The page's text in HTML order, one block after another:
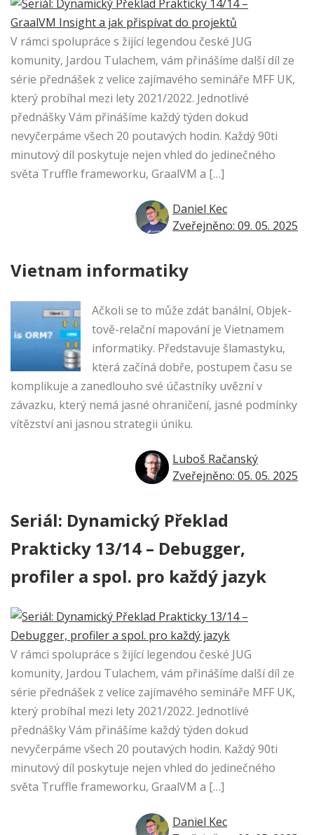
V rámci spolupráce s žijící legendou české JUG
komunity, Jardou Tulachem, vám přinášíme další díl ze
série přednášek z velice zajímavého semináře MFF UK,
který probíhal mezi lety 2021/2022. Jednotlivé
přednášky Vám přinášíme každý týden dokud
nevyčerpáme všech 20 poutavých hodin. Každý 90ti
minutový díl poskytuje nejen vhled do jedinečného
světa Truffle frameworku, GraalVM a […]
Daniel Kec
Zveřejněno: 09. 05. 2025
Vietnam informatiky
Ačkoli se to může zdát banální, Objek­
tově-re­lační mapování je Vietnamem
informatiky. Předs­ta­vuje šlamas­tyku,
která začíná dobře, postupem času se
kompli­kuje a zanedlouho své účast­níky uvězní v
závazku, který nemá jasné ohranič­ení, jasné podmínky
vítěz­ství ani jasnou strategii úniku.
Luboš Račanský
Zveřejněno: 05. 05. 2025
Seriál: Dynamický Překlad
Prakticky 13/14 – Debugger,
profiler a spol. pro každý jazyk
V rámci spolupráce s žijící legendou české JUG
komunity, Jardou Tulachem, vám přinášíme další díl ze
série přednášek z velice zajímavého semináře MFF UK,
který probíhal mezi lety 2021/2022. Jednotlivé
přednášky Vám přinášíme každý týden dokud
nevyčerpáme všech 20 poutavých hodin. Každý 90ti
minutový díl poskytuje nejen vhled do jedinečného
světa Truffle frameworku, GraalVM a […]
Daniel Kec